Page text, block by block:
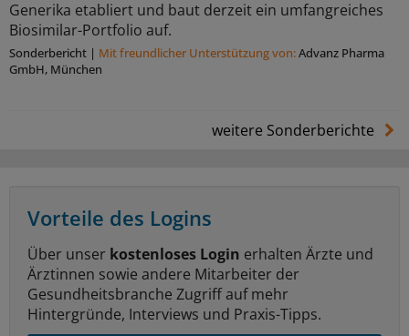
Generika etabliert und baut derzeit ein umfangreiches
Biosimilar-Portfolio auf.
Sonderbericht | Mit freundlicher Unterstützung von:Advanz Pharma
GmbH, München
weitere Sonderberichte
Vorteile des Logins
Über unser kostenloses Login erhalten Ärzte und
Ärztinnen sowie andere Mitarbeiter der
Gesundheitsbranche Zugriff auf mehr
Hintergründe, Interviews und Praxis-Tipps.